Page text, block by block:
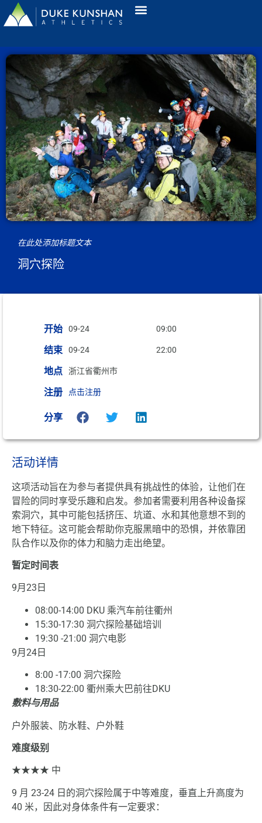
在此处添加标题文本
洞穴探险
开始 09-24 09:00
结束 09-24 22:00
地点 浙江省衢州市
注册 点击注册
分享
活动详情
这项活动旨在为参与者提供具有挑战性的体验，让他们在
冒险的同时享受乐趣和启发。参加者需要利用各种设备探
索洞穴，其中可能包括挤压、坑道、水和其他意想不到的
地下特征。这可能会帮助你克服黑暗中的恐惧，并依靠团
队合作以及你的体力和脑力走出绝望。
暂定时间表
9月23日
08:00-14:00 DKU 乘汽车前往衢州
15:30-17:30 洞穴探险基础培训
19:30 -21:00 洞穴电影
9月24日
8:00 -17:00 洞穴探险
18:30-22:00 衢州乘大巴前往DKU
敷料与用品
户外服装、防水鞋、户外鞋
难度级别
★★★★ 中
9 月 23-24 日的洞穴探险属于中等难度，垂直上升高度为
40 米，因此对身体条件有一定要求：